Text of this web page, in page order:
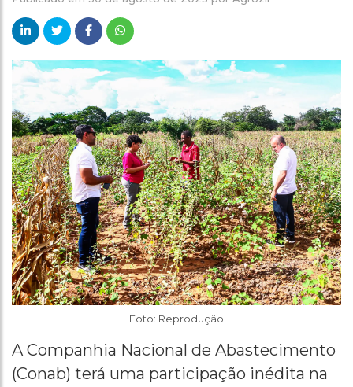
Foto: Reprodução
A Companhia Nacional de Abastecimento
(Conab) terá uma participação inédita na